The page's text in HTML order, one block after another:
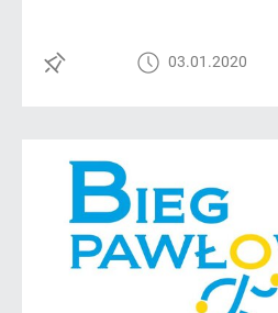
03.01.2020